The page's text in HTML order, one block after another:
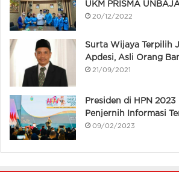
UKM PRISMA
20/12/2022
Surta Wijaya Terpilih
Apdesi, Asli Orang
21/09/2021
Presiden di HPN
Penjernih Informasi
09/02/2023